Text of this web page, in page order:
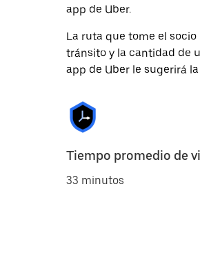
app de Uber.
La ruta que tome el
tránsito y la cantidad de
app de Uber le sugerirá
Tiempo promedio de
33 minutos